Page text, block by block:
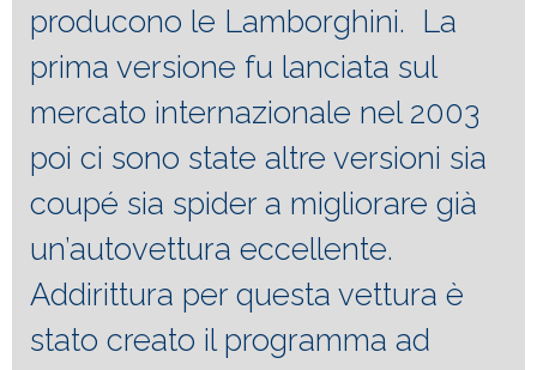
producono le Lamborghini. La
prima versione fu lanciata sul
mercato internazionale nel 2003
poi ci sono state altre versioni sia
coupé sia spider a migliorare già
un’autovettura eccellente.
Addirittura per questa vettura è
stato creato il programma ad